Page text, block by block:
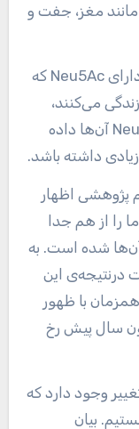
مغز، جفت و
درمورد مالاریا، این تغییر به انسان‌های دارای Neu5Ac که
می‌کنند،
مزیت بزرگی نسبت‌به خویشاوندان Neu5Gc آن‌ها داده
داشته باشد.
پژوهشی اظهار
را از هم جدا
آن‌ها شده است. به
درنتیجه‌ی این
با ظهور
کمی بیش از ۲ میلیون سال پیش رخ
وجود دارد که
بیان